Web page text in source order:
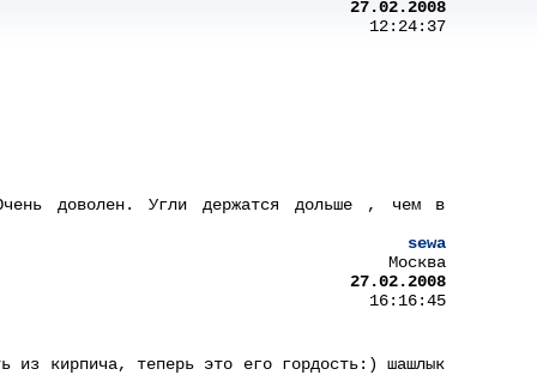
27.02.2008
12:24:37
доволен. Угли держатся дольше , чем в
sewa
Москва
27.02.2008
16:16:45
из кирпича, теперь это его гордость:) шашлык